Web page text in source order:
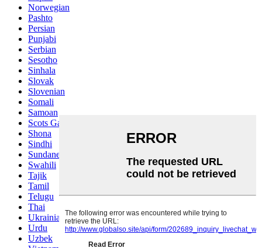
Norwegian
Pashto
Persian
Punjabi
Serbian
Sesotho
Sinhala
Slovak
Slovenian
Somali
Samoan
Scots Gaelic
Shona
Sindhi
Sundanese
Swahili
Tajik
Tamil
Telugu
Thai
Ukrainian
Urdu
Uzbek